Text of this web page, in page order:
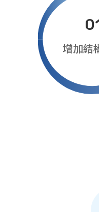
增加結